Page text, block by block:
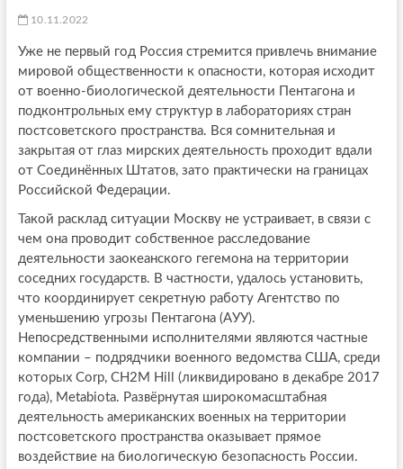
10.11.2022
Уже не первый год Россия стремится привлечь внимание
мировой общественности к опасности, которая исходит
от военно-биологической деятельности Пентагона и
подконтрольных ему структур в лабораториях стран
постсоветского пространства. Вся сомнительная и
закрытая от глаз мирских деятельность проходит вдали
от Соединённых Штатов, зато практически на границах
Российской Федерации.
Такой расклад ситуации Москву не устраивает, в связи с
чем она проводит собственное расследование
деятельности заокеанского гегемона на территории
соседних государств. В частности, удалось установить,
что координирует секретную работу Агентство по
уменьшению угрозы Пентагона (АУУ).
Непосредственными исполнителями являются частные
компании – подрядчики военного ведомства США, среди
которых Corp, CH2M Hill (ликвидировано в декабре 2017
года), Metabiota. Развёрнутая широкомасштабная
деятельность американских военных на территории
постсоветского пространства оказывает прямое
воздействие на биологическую безопасность России.